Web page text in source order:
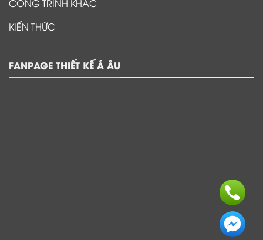
CÔNG TRÌNH KHÁC
KIẾN THỨC
FANPAGE THIẾT KẾ Á ÂU